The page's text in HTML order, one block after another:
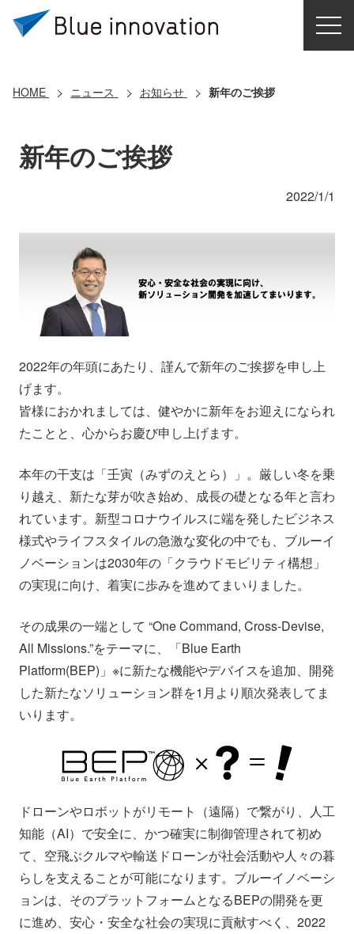
導入事例
クラウドモビリティ研究所
会社情報 ニュース
採用情報 資料ダウンロード
IR情報 English
HOME ニュース お知らせ 新年のご挨拶
新年のご挨拶
2022/1/1
2022年の年頭にあたり、謹んで新年のご挨拶を申し上
げます。
皆様におかれましては、健やかに新年をお迎えになられ
たことと、心からお慶び申し上げます。
本年の干支は「壬寅（みずのえとら）」。厳しい冬を乗
り越え、新たな芽が吹き始め、成長の礎となる年と言わ
れています。新型コロナウイルスに端を発したビジネス
様式やライフスタイルの急激な変化の中でも、ブルーイ
ノベーションは2030年の「クラウドモビリティ構想」
の実現に向け、着実に歩みを進めてまいりました。
その成果の一端として “One Command, Cross-Devise,
All Missions.”をテーマに、「Blue Earth
Platform(BEP)」※に新たな機能やデバイスを追加、開発
した新たなソリューション群を1月より順次発表してま
いります。
ドローンやロボットがリモート（遠隔）で繋がり、人工
知能（AI）で安全に、かつ確実に制御管理されて初め
て、空飛ぶクルマや輸送ドローンが社会活動や人々の暮
らしを支えることが可能になります。ブルーイノベーシ
ョンは、そのプラットフォームとなるBEPの開発を更
に進め、安心・安全な社会の実現に貢献すべく、2022